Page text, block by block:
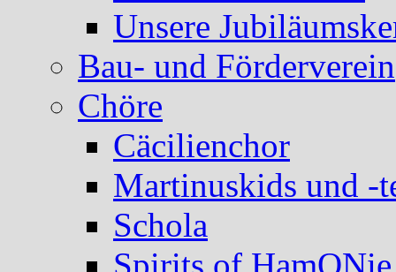
Unsere
Bau- und Förderverein
Chöre
Cäcilienchor
Martinuskids und -
Schola
Spirits of HamONie